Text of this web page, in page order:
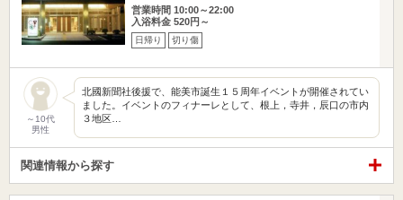
営業時間 10:00～22:00
入浴料金 520円～
日帰り 切り傷
～10代
男性
北國新聞社後援で、能美市誕生１５周年イベントが開催されてい
ました。イベントのフィナーレとして、根上，寺井，辰口の市内
３地区…
関連情報から探す